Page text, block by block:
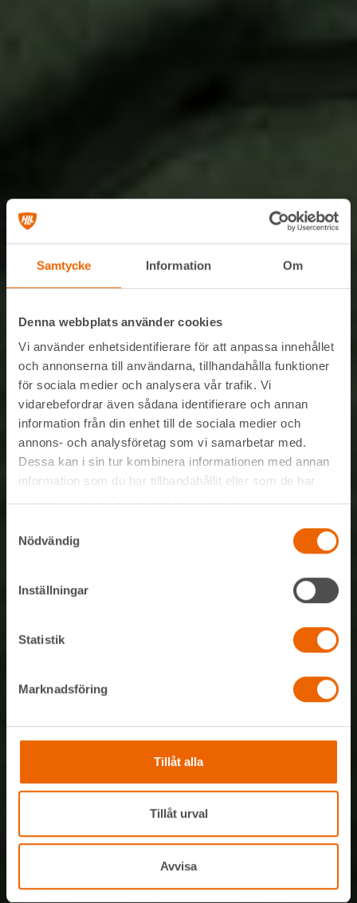
Samtycke Information Om
Denna webbplats använder cookies
Vi använder enhetsidentifierare för att anpassa innehållet
och annonserna till användarna, tillhandahålla funktioner
för sociala medier och analysera vår trafik. Vi
vidarebefordrar även sådana identifierare och annan
information från din enhet till de sociala medier och
annons- och analysföretag som vi samarbetar med.
Dessa kan i sin tur kombinera informationen med annan
information som du har tillhandahållit eller som de har
Nödvändig
Inställningar
Statistik
Marknadsföring
Tillåt alla
Tillåt urval
Avvisa